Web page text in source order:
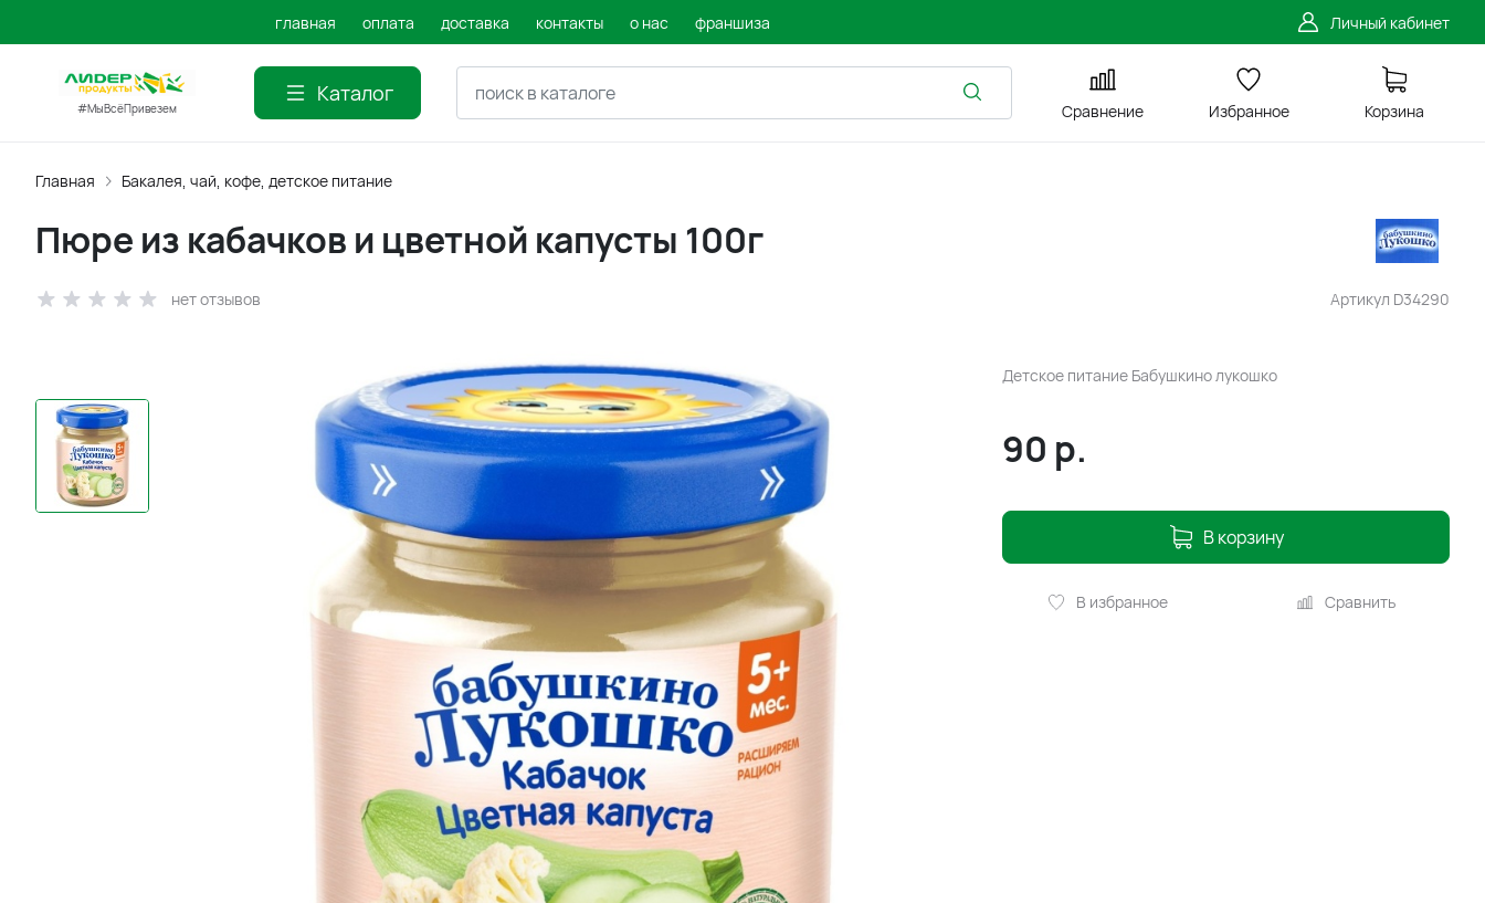
главная оплата доставка контакты о нас франшиза Личный кабинет
#МыВсёПривезем
Каталог
Сравнение Избранное Корзина
Главная Бакалея, чай, кофе, детское питание
Артикул D34290
Пюре из кабачков и цветной капусты 100г
нет отзывов
Детское питание Бабушкино лукошко
90 р.
В корзину
В избранное Сравнить